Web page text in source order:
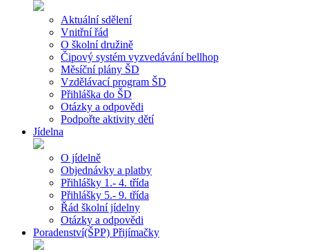
Aktuální sdělení
Vnitřní řád
O školní družině
Čipový systém vyzvedávání bellhop
Měsíční plány ŠD
Vzdělávací program ŠD
Přihláška do ŠD
Otázky a odpovědi
Podpořte aktivity dětí
Jídelna
O jídelně
Objednávky a platby
Přihlášky 1.- 4. třída
Přihlášky 5.- 9. třída
Řád školní jídelny
Otázky a odpovědi
Poradenství(ŠPP) Přijímačky